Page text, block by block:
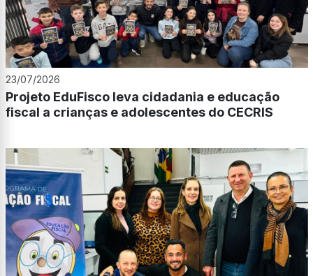
23/07/2026
Projeto EduFisco leva cidadania e educação
fiscal a crianças e adolescentes do CECRIS